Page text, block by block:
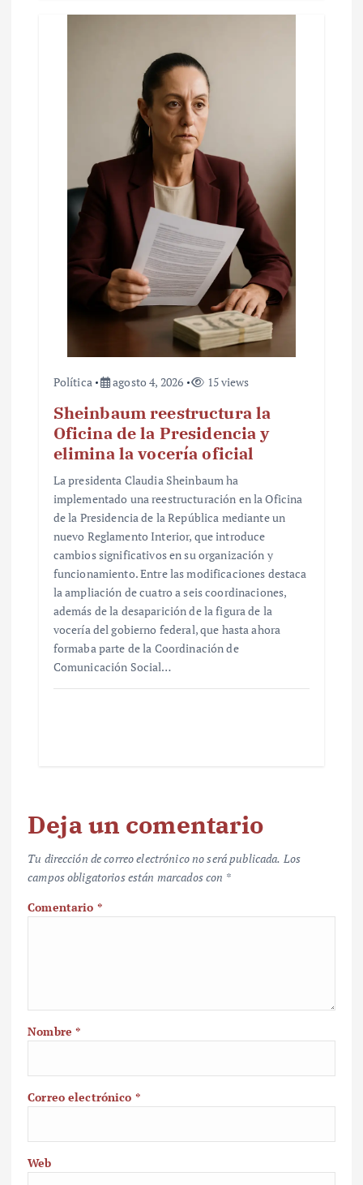
Política agosto 4, 2026 15 views
Sheinbaum reestructura la
Oficina de la Presidencia y
elimina la vocería oficial
La presidenta Claudia Sheinbaum ha
implementado una reestructuración en la Oficina
de la Presidencia de la República mediante un
nuevo Reglamento Interior, que introduce
cambios significativos en su organización y
funcionamiento. Entre las modificaciones destaca
la ampliación de cuatro a seis coordinaciones,
además de la desaparición de la figura de la
vocería del gobierno federal, que hasta ahora
formaba parte de la Coordinación de
Comunicación Social…
Deja un comentario
Tu dirección de correo electrónico no será publicada. Los
campos obligatorios están marcados con *
Comentario *
Nombre*
Correo electrónico *
Web